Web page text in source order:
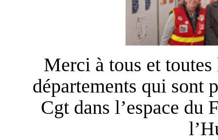
Merci à tous et toutes
départements qui sont
Cgt dans l’espace du